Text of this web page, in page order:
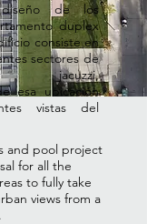
de los
duplex
consiste en
sectores de
jacuzzi,
esa ubicación
vistas del
and pool project
for all the
to fully take
views from a